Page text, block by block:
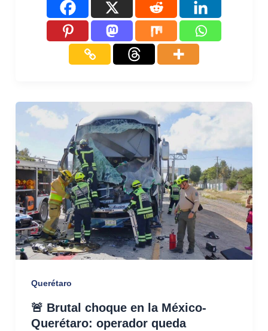
Querétaro
🚨 Brutal choque en la México-
Querétaro: operador queda